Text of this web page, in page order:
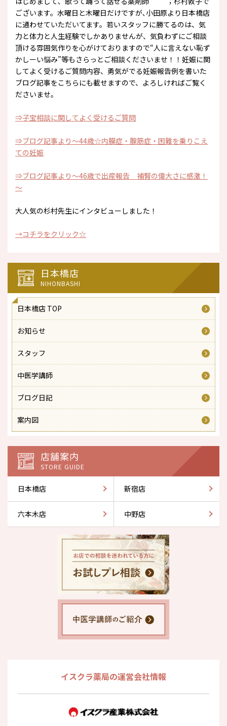
ございます。水曜日と木曜日だけですが､小田原より日本橋店
に通わせていただいてます。若いスタッフに勝てるのは、気
力と体力と人生経験でしかありませんが、気負わずにご相談
頂ける雰囲気作りを心がけておりますので“人に言えない恥ず
かしーい悩み”等もさらっとご相談くださいませ！！妊娠に関
してよく受けるご質問内容、勇気がでる妊娠報告例を書いた
ブログ記事をこちらにも載せますので、よろしければご覧く
ださいませ。
⇒子宝相談に関してよく受けるご質問
⇒ブログ記事より～44歳☆内膜症・腺筋症・困難を乗りこえ
ての妊娠
⇒ブログ記事より～46歳で出産報告 補腎の偉大さに感激！
～
大人気の杉村先生にインタビューしました！
→コチラをクリック☆
日本橋店
NIHONBASHI
日本橋店 TOP
お知らせ
スタッフ
中医学講師
ブログ日記
案内図
店舗案内
STORE GUIDE
日本橋店 新宿店
六本木店 中野店
イスクラ薬局の運営会社情報